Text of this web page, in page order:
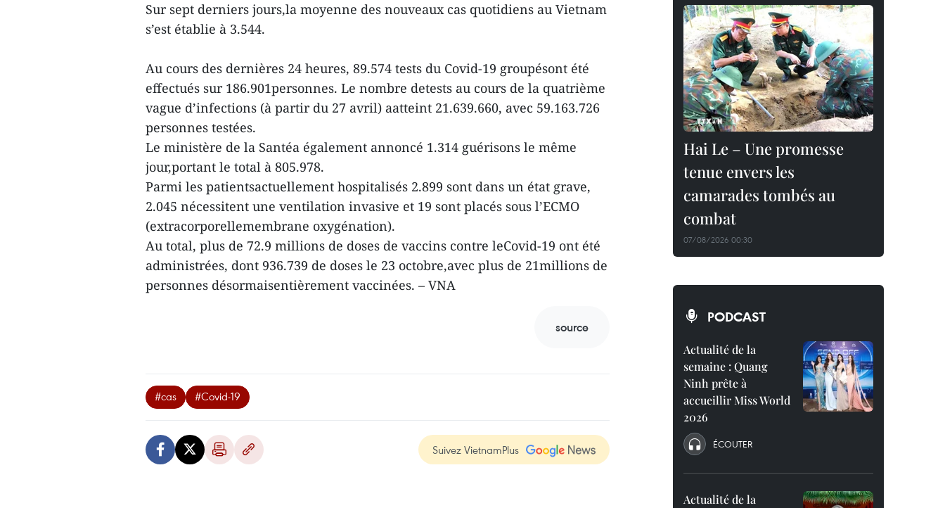
Sur sept derniers jours,la moyenne des nouveaux cas quotidiens au Vietnam
s’est établie à 3.544.
Au cours des dernières 24 heures, 89.574 tests du Covid-19 groupésont été
effectués sur 186.901personnes. Le nombre detests au cours de la quatrième
vague d’infections (à partir du 27 avril) aatteint 21.639.660, avec 59.163.726
personnes testées.
Le ministère de la Santéa également annoncé 1.314 guérisons le même
jour,portant le total à 805.978.
Parmi les patientsactuellement hospitalisés 2.899 sont dans un état grave,
2.045 nécessitent une ventilation invasive et 19 sont placés sous l’ECMO
(extracorporellemembrane oxygénation).
Au total, plus de 72.9 millions de doses de vaccins contre leCovid-19 ont été
administrées, dont 936.739 de doses le 23 octobre,avec plus de 21millions de
personnes désormaisentièrement vaccinées. – VNA
source
#cas #Covid-19
Suivez VietnamPlus
Hai Le – Une promesse
tenue envers les
camarades tombés au
combat
07/08/2026 00:30
PODCAST
Actualité de la
semaine : Quang
Ninh prête à
accueillir Miss World
2026
ÉCOUTER
Actualité de la